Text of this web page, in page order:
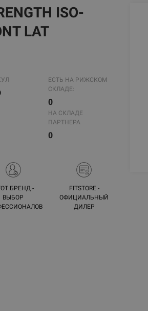
ISO-
LAT
ЕСТЬ НА РИЖСКОМ
СКЛАДЕ:
0
НА СКЛАДЕ
ПАРТНЕРА
0
БРЕНД -
ВЫБОР
FITSTORE -
ОФИЦИАЛЬНЫЙ
ДИЛЕР